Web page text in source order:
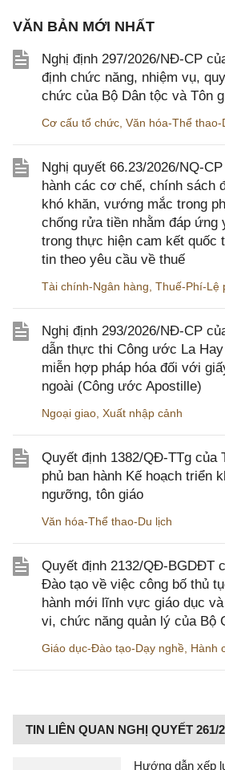
VĂN BẢN MỚI NHẤT
Nghị định 297/2026/NĐ-CP
định chức năng, nhiệm vụ,
chức của Bộ Dân tộc và Tôn
Cơ cấu tổ chức Văn hóa-Thể thao-
Nghị quyết 66.23/2026/NQ-
hành các cơ chế, chính sách
khó khăn, vướng mắc trong
chống rửa tiền nhằm đáp ứng
trong thực hiện cam kết quốc
tin theo yêu cầu về thuế
Tài chính-Ngân hàng Thuế-Phí-Lệ
Nghị định 293/2026/NĐ-CP
dẫn thực thi Công ước La
miễn hợp pháp hóa đối với
ngoài (Công ước Apostille)
Ngoại giao Xuất nhập cảnh
Quyết định 1382/QĐ-TTg của
phủ ban hành Kế hoạch triển
ngưỡng, tôn giáo
Văn hóa-Thể thao-Du lịch
Quyết định 2132/QĐ-BGDĐT
Đào tạo về việc công bố thủ
hành mới lĩnh vực giáo dục
vi, chức năng quản lý của Bộ
Giáo dục-Đào tạo-Dạy nghề Hành
TIN LIÊN QUAN NGHỊ QUYẾT 261/
Hướng dẫn xếp